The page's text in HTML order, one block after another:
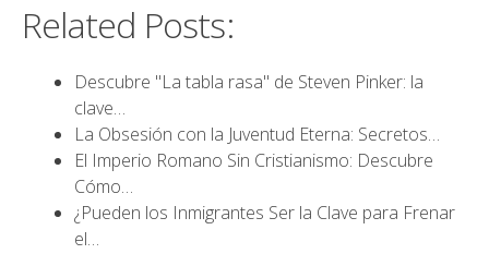
Related Posts:
Descubre "La tabla rasa" de Steven Pinker: la
clave…
La Obsesión con la Juventud Eterna: Secretos…
El Imperio Romano Sin Cristianismo: Descubre
Cómo…
¿Pueden los Inmigrantes Ser la Clave para Frenar
el…